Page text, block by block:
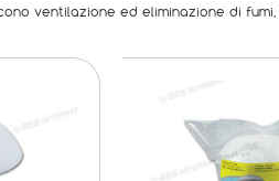
ventilazione ed eliminazione di